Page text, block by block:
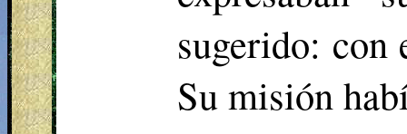
sugerido: con
Su misión